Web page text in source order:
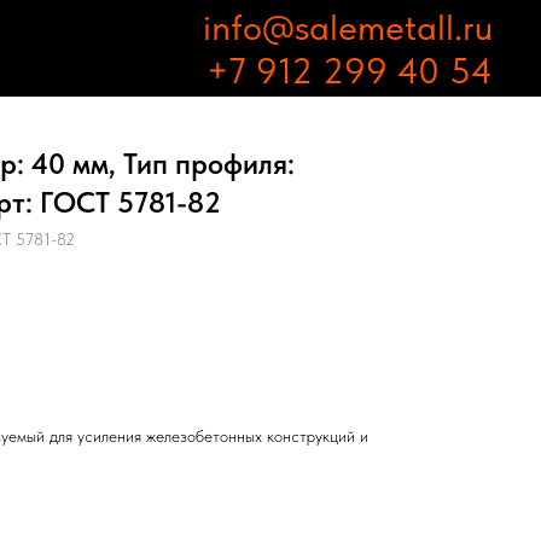
info@salemetall.ru
+7 912 299 40 54
40 мм, Тип профиля:
ГОСТ 5781-82
5781-82
для усиления железобетонных конструкций и